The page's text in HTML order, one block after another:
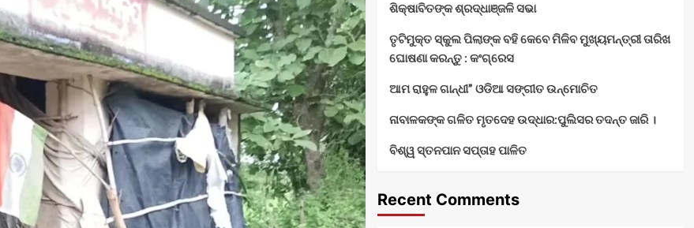
ଶିକ୍ଷାବିତଙ୍କ ଶ୍ରଦ୍ଧାଞ୍ଜଳି ସଭା
ତୃଟିମୁକ୍ତ ସ୍କୁଲ ପିଲାଙ୍କ ବହି କେବେ ମିଳିବ ମୁଖ୍ୟମନ୍ତ୍ରୀ ତାରିଖ
ଘୋଷଣା କରନ୍ତୁ : କଂଗ୍ରେସ
ଆମ ରାହୁଳ ଗାନ୍ଧୀ” ଓଡିଆ ସଙ୍ଗୀତ ଉନ୍ମୋଚିତ
ନାବାଳକଙ୍କ ଗଳିତ ମୃତଦେହ ଉଦ୍ଧାର:ପୁଲିସର ତଦନ୍ତ ଜାରି ।
ବିଶ୍ୱ ସ୍ତନପାନ ସପ୍ତାହ ପାଳିତ
Recent Comments